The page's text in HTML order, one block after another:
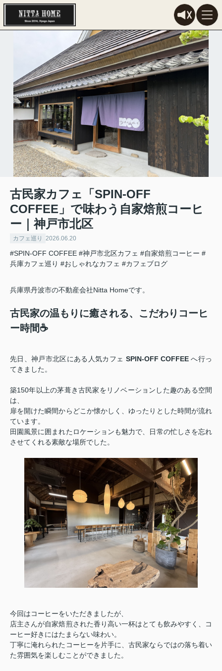
古民家カフェ「SPIN-OFF
COFFEE」で味わう自家焙煎コーヒ
ー｜神戸市北区
カフェ巡り 2026.06.20
#SPIN-OFF COFFEE #神戸市北区カフェ #自家焙煎コーヒー #
兵庫カフェ巡り #おしゃれなカフェ #カフェブログ
兵庫県丹波市の不動産会社Nitta Homeです。
古民家の温もりに癒される、こだわりコーヒ
ー時間☕
先日、神戸市北区にある人気カフェ SPIN-OFF COFFEE へ行っ
てきました。
築150年以上の茅葺き古民家をリノベーションした趣のある空間
は、
扉を開けた瞬間からどこか懐かしく、ゆったりとした時間が流れ
ています。
田園風景に囲まれたロケーションも魅力で、日常の忙しさを忘れ
させてくれる素敵な場所でした。
今回はコーヒーをいただきましたが、
店主さんが自家焙煎された香り高い一杯はとても飲みやすく、コ
ーヒー好きにはたまらない味わい。
丁寧に淹れられたコーヒーを片手に、古民家ならではの落ち着い
た雰囲気を楽しむことができました。